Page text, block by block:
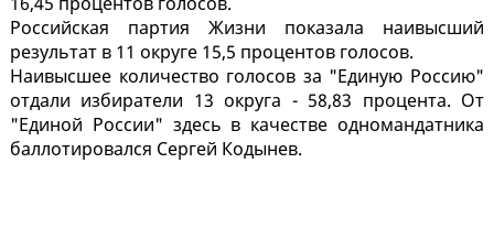
Российская партия Жизни показала наивысший
результат в 11 округе 15,5 процентов голосов.
Наивысшее количество голосов за "Единую Россию"
отдали избиратели 13 округа - 58,83 процента. От
"Единой России" здесь в качестве одномандатника
баллотировался Сергей Кодынев.